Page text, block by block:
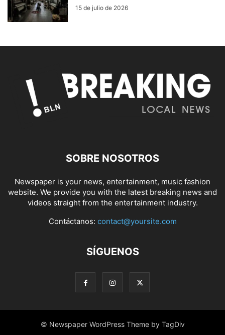
15 de julio de 2026
SOBRE NOSOTROS
Newspaper is your news, entertainment, music fashion
website. We provide you with the latest breaking news and
videos straight from the entertainment industry.
Contáctanos: contact@yoursite.com
SÍGUENOS
© Newspaper WordPress Theme by TagDiv